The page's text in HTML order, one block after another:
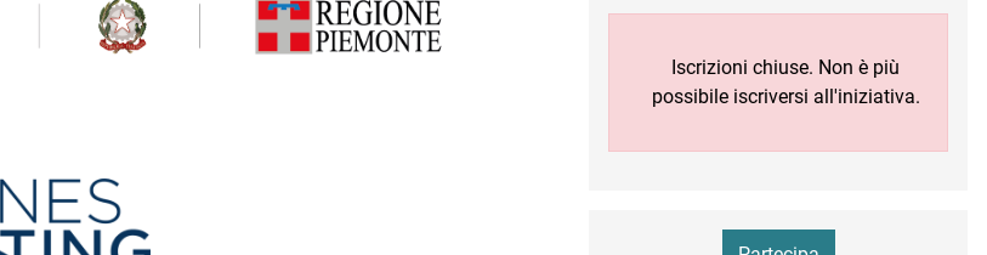
Iscrizioni chiuse. Non è più
possibile iscriversi all'iniziativa.